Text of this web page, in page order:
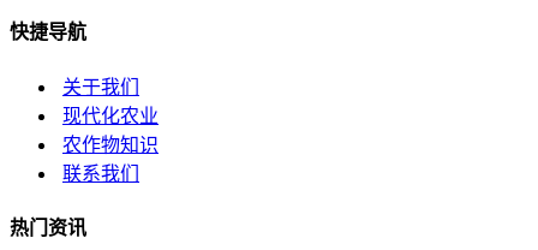
快捷导航
关于我们
现代化农业
农作物知识
联系我们
热门资讯